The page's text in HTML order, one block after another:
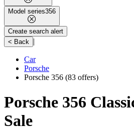
Model series356
Create search alert
< Back |
Car
Porsche
Porsche 356 (83 offers)
Porsche 356
Sale